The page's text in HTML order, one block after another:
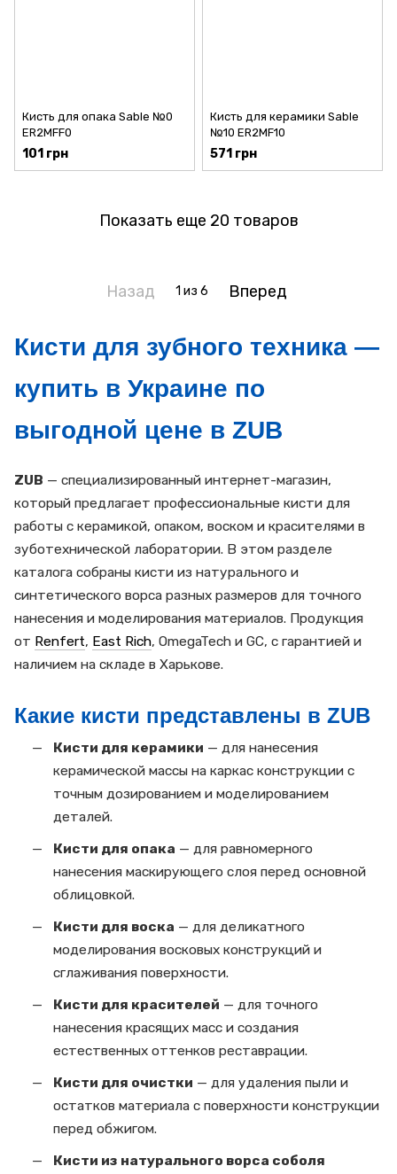
Кисть для опака Sable №0
ER2MFF0
101 грн
Кисть для керамики Sable
№10 ER2MF10
571 грн
Показать еще 20 товаров
Назад 1 из 6 Вперед
Кисти для зубного техника —
купить в Украине по
выгодной цене в ZUB
ZUB — специализированный интернет-магазин,
который предлагает профессиональные кисти для
работы с керамикой, опаком, воском и красителями в
зуботехнической лаборатории. В этом разделе
каталога собраны кисти из натурального и
синтетического ворса разных размеров для точного
нанесения и моделирования материалов. Продукция
от Renfert, East Rich, OmegaTech и GC, с гарантией и
наличием на складе в Харькове.
Какие кисти представлены в ZUB
Кисти для керамики — для нанесения
керамической массы на каркас конструкции с
точным дозированием и моделированием
деталей.
Кисти для опака — для равномерного
нанесения маскирующего слоя перед основной
облицовкой.
Кисти для воска — для деликатного
моделирования восковых конструкций и
сглаживания поверхности.
Кисти для красителей — для точного
нанесения красящих масс и создания
естественных оттенков реставрации.
Кисти для очистки — для удаления пыли и
остатков материала с поверхности конструкции
перед обжигом.
Кисти из натурального ворса соболя